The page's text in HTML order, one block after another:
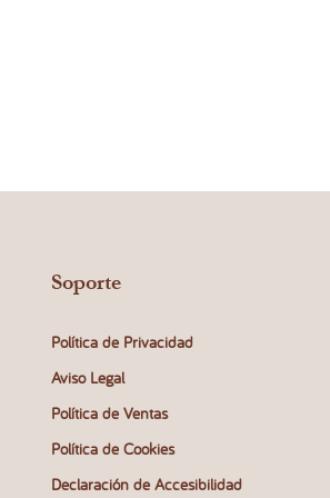
Soporte
Política de Privacidad
Aviso Legal
Política de Ventas
Política de Cookies
Declaración de Accesibilidad